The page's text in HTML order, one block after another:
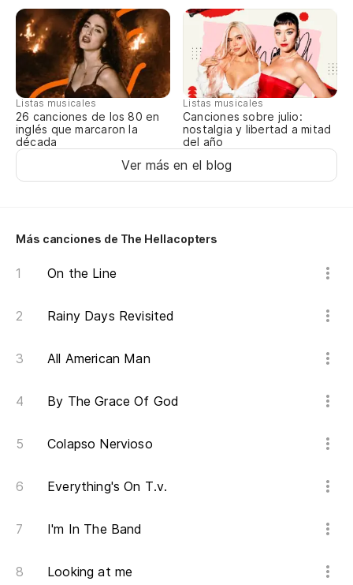
Listas musicales
26 canciones de los 80 en
inglés que marcaron la
década
Listas musicales
Canciones sobre julio:
nostalgia y libertad a mitad
del año
Ver más en el blog
Más canciones de The Hellacopters
On the Line
Rainy Days Revisited
All American Man
By The Grace Of God
Colapso Nervioso
Everything's On T.v.
I'm In The Band
Looking at me